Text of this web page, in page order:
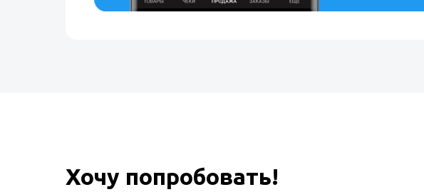
Хочу попробовать!